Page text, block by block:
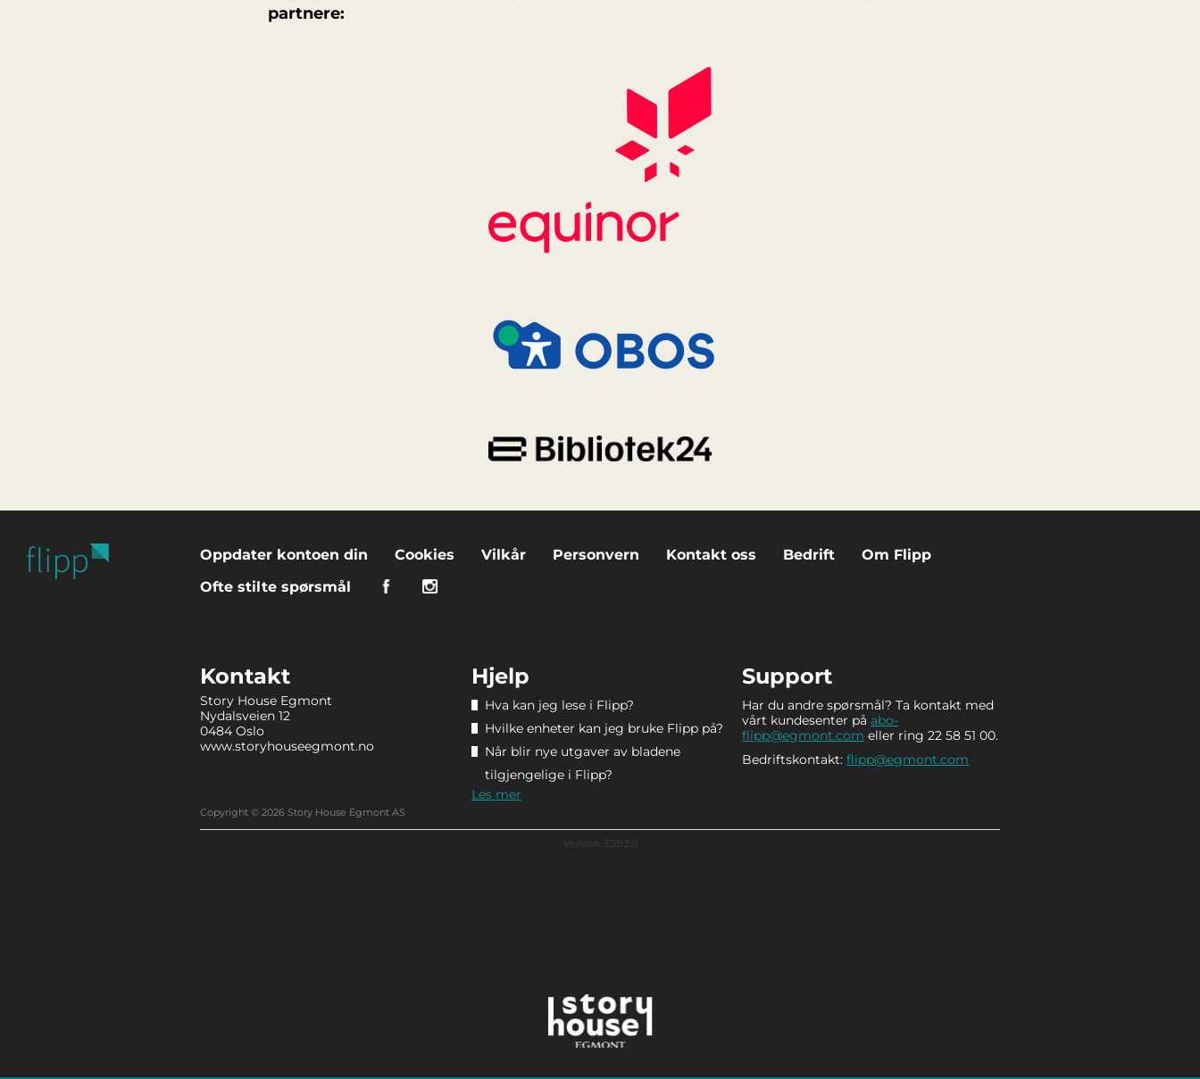
partnere:
Oppdater kontoen din Cookies Vilkår Personvern Kontakt oss Bedrift
Om Flipp
Ofte stilte spørsmål
Kontakt
Story House Egmont
Nydalsveien 12
0484 Oslo
www.storyhouseegmont.no
Hjelp
Hva kan jeg lese i Flipp?
Hvilke enheter kan jeg bruke Flipp på?
Når blir nye utgaver av bladene
tilgjengelige i Flipp?
Les mer
Support
Har du andre spørsmål? Ta kontakt med
vårt kundesenter på abo-
flipp@egmont.com eller ring 22 58 51 00.
Bedriftskontakt:flipp@egmont.com
Copyright © 2026 Story House Egmont AS
Version: 3.20.2.0